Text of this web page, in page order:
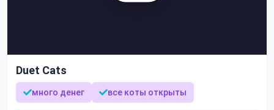
Duet Cats
много денег все коты открыты